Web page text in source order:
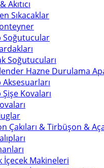
Akıtıcı
Sıkacaklar
Soğutucular
Soğutucuları
Hazne Durulama
Aksesuarları
Kovaları
Çakıları & Tirbüşon &
İçecek Makineleri